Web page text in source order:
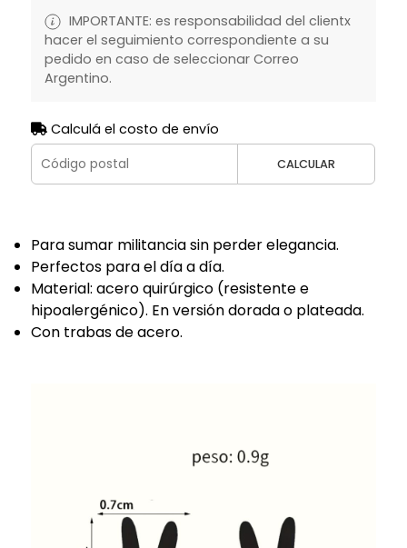
IMPORTANTE: es responsabilidad del clientx
hacer el seguimiento correspondiente a su
pedido en caso de seleccionar Correo
Argentino.
Calculá el costo de envío
CALCULAR
Para sumar militancia sin perder elegancia.
Perfectos para el día a día.
Material: acero quirúrgico (resistente e
hipoalergénico). En versión dorada o plateada.
Con trabas de acero.